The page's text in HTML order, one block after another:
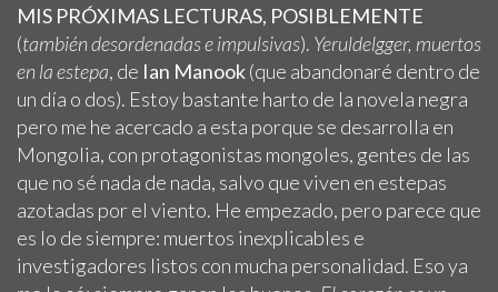
MIS PRÓXIMAS LECTURAS, POSIBLEMENTE
(también desordenadas e impulsivas). Yeruldelgger, muertos
en la estepa, de Ian Manook(que abandonaré dentro de
un día o dos). Estoy bastante harto de la novela negra
pero me he acercado a esta porque se desarrolla en
Mongolia, con protagonistas mongoles, gentes de las
que no sé nada de nada, salvo que viven en estepas
azotadas por el viento. He empezado, pero parece que
es lo de siempre: muertos inexplicables e
investigadores listos con mucha personalidad. Eso ya